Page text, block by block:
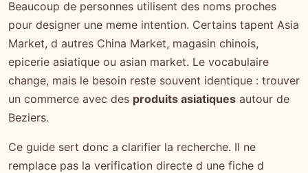
Beaucoup de personnes utilisent des noms proches
pour designer une meme intention. Certains tapent Asia
Market, d autres China Market, magasin chinois,
epicerie asiatique ou asian market. Le vocabulaire
change, mais le besoin reste souvent identique : trouver
un commerce avec des produits asiatiques autour de
Beziers.
Ce guide sert donc a clarifier la recherche. Il ne
remplace pas la verification directe d une fiche d